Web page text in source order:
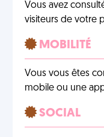
Vous avez
visiteurs de votre
MOBILITÉ
Vous vous êtes
mobile ou une
SOCIAL